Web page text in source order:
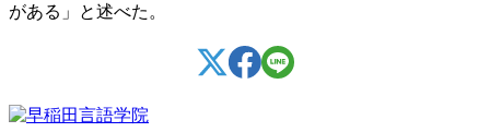
がある」と述べた。